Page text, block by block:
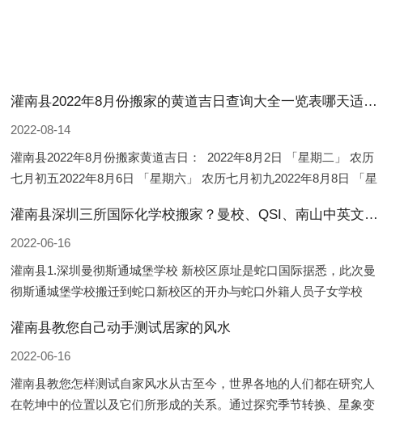
灌南县2022年8月份搬家的黄道吉日查询大全一览表哪天适合搬家好日子
2022-08-14
灌南县2022年8月份搬家黄道吉日： 2022年8月2日 「星期二」 农历
七月初五2022年8月6日 「星期六」 农历七月初九2022年8月8日 「星
灌南县深圳三所国际化学校搬家？曼校、QSI、南山中英文搬走了
2022-06-16
灌南县1.深圳曼彻斯通城堡学校 新校区原址是蛇口国际据悉，此次曼
彻斯通城堡学校搬迁到蛇口新校区的开办与蛇口外籍人员子女学校
正式并入蛇口外籍
灌南县教您自己动手测试居家的风水
2022-06-16
灌南县教您怎样测试自家风水从古至今，世界各地的人们都在研究人
在乾坤中的位置以及它们所形成的关系。通过探究季节转换、星象变